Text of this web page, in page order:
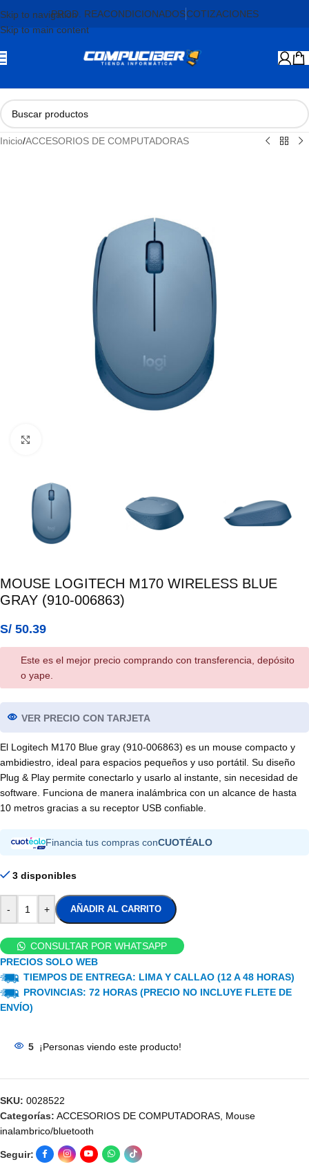
Skip to navigation
Skip to main content
PROD. REACONDICIONADOSCOTIZACIONES
Inicio/ACCESORIOS DE COMPUTADORAS
MOUSE LOGITECH M170 WIRELESS BLUE
GRAY (910-006863)
S/ 50.39
Este es el mejor precio comprando con transferencia, depósito
o yape.
VER PRECIO CON TARJETA
El Logitech M170 Blue gray (910-006863) es un mouse compacto y
ambidiestro, ideal para espacios pequeños y uso portátil. Su diseño
Plug & Play permite conectarlo y usarlo al instante, sin necesidad de
software. Funciona de manera inalámbrica con un alcance de hasta
10 metros gracias a su receptor USB confiable.
Financia tus compras conCUOTÉALO
3 disponibles
- + AÑADIR AL CARRITO
CONSULTAR POR WHATSAPP
PRECIOS SOLO WEB
TIEMPOS DE ENTREGA: LIMA Y CALLAO (12 A 48 HORAS)
PROVINCIAS: 72 HORAS (PRECIO NO INCLUYE FLETE DE
ENVÍO)
5 ¡Personas viendo este producto!
SKU: 0028522
Categorías: ACCESORIOS DE COMPUTADORAS, Mouse
inalambrico/bluetooth
Seguir: